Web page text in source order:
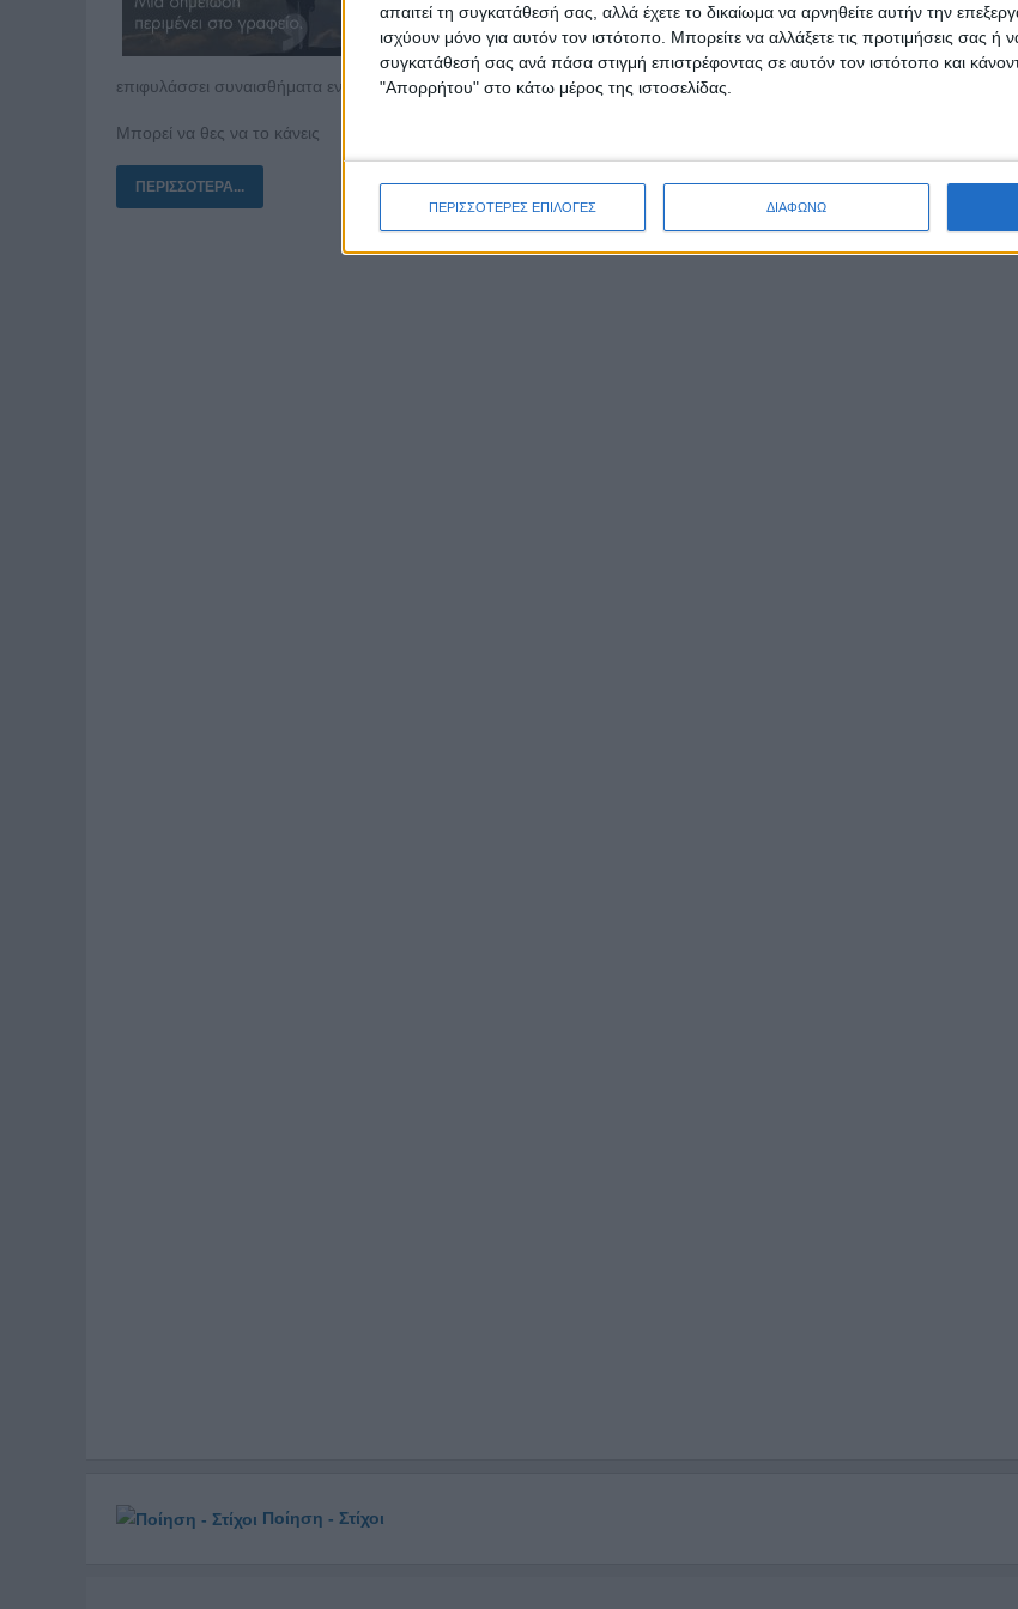
απαιτεί τη συγκατάθεσή σας, αλλά έχετε το δικαίωμα να αρνηθείτε αυτήν την
ισχύουν μόνο για αυτόν τον ιστότοπο. Μπορείτε να αλλάξετε τις προτιμήσεις σας ή
συγκατάθεσή σας ανά πάσα στιγμή επιστρέφοντας σε αυτόν τον ιστότοπο και
"Απορρήτου" στο κάτω μέρος της ιστοσελίδας.
ΠΕΡΙΣΣΟΤΕΡΕΣ ΕΠΙΛΟΓΕΣ ΔΙΑΦΩΝΩ
αντίθετο από αυτό καταλήγει να είναι μια μέρα στο σπίτι γεμάτη
συναισθήματα, για ακόμη μια ευκαιρία που χάθηκε και δεν αξιοποιήθηκε.
επιφυλάσσει συναισθήματα ενοχής, απογοήτευσης ακόμα και ζήλιας για όσους τα κατάφεραν. Μα αρκεί η σωστή
Μπορεί να θες να το κάνεις
ΠΕΡΙΣΣΌΤΕΡΑ...
Ποίηση - Στίχοι